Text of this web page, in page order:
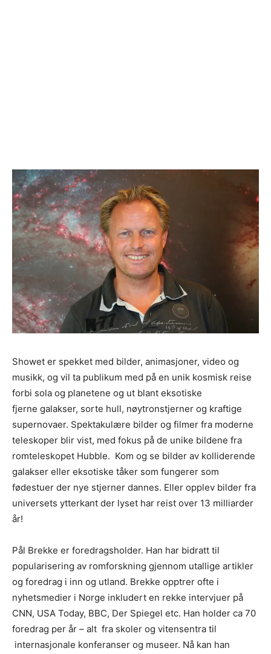
Showet er spekket med bilder, animasjoner, video og
musikk, og vil ta publikum med på en unik kosmisk reise
forbi sola og planetene og ut blant eksotiske
fjerne galakser, sorte hull, nøytronstjerner og kraftige
supernovaer. Spektakulære bilder og filmer fra moderne
teleskoper blir vist, med fokus på de unike bildene fra
romteleskopet Hubble. Kom og se bilder av kolliderende
galakser eller eksotiske tåker som fungerer som
fødestuer der nye stjerner dannes. Eller opplev bilder fra
universets ytterkant der lyset har reist over 13 milliarder
år!
Pål Brekke er foredragsholder. Han har bidratt til
popularisering av romforskning gjennom utallige artikler
og foredrag i inn og utland. Brekke opptrer ofte i
nyhetsmedier i Norge inkludert en rekke intervjuer på
CNN, USA Today, BBC, Der Spiegel etc. Han holder ca 70
foredrag per år – alt fra skoler og vitensentra til
internasjonale konferanser og museer. Nå kan han